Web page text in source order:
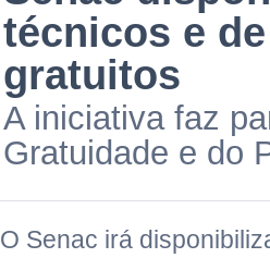
técnicos e
gratuitos
A iniciativa faz
Gratuidade e do
O Senac irá